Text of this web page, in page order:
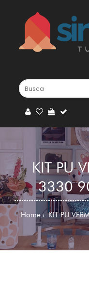
KIT PU
3330
Home KIT PU